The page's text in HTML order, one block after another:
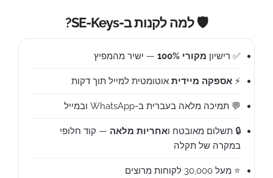
🛡️ למה לקנות ב-SE-Keys?
✅ רישיון מקורי 100% — ישיר מהמפיץ
⚡ אספקה מיידית אוטומטית למייל תוך דקות
💬 תמיכה מלאה בעברית ב-WhatsApp ובמייל
🔒 תשלום מאובטח ואחריות מלאה — קוד חלופי
במקרה של תקלה
⭐ מעל 30,000 לקוחות מרוצים